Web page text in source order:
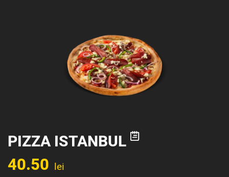
PIZZA ISTANBUL
40.50 lei